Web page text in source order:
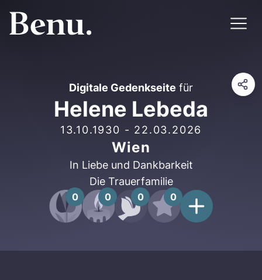
Digitale Gedenkseite für
Helene Lebeda
13.10.1930 - 22.03.2026
Wien
In Liebe und Dankbarkeit
Die Trauerfamilie
0 0 0 0